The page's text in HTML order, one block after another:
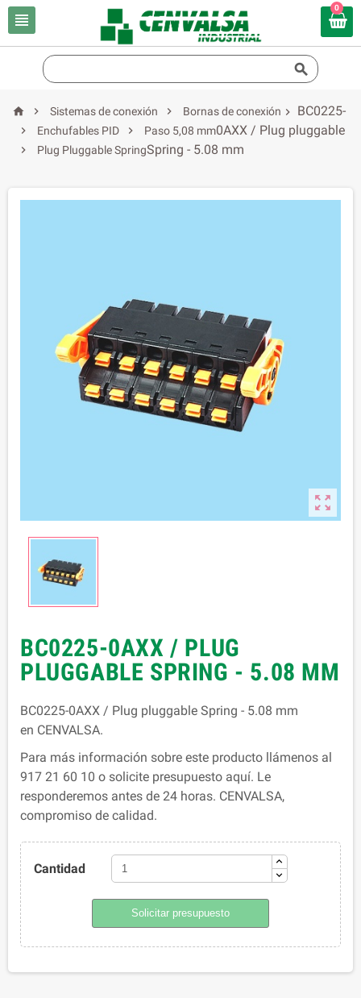

0

  Sistemas de conexión 
Bornas de conexión

Enchufables PID 
Paso 5,08 mm

Plug Pluggable Spring

BC0225-
0AXX / Plug pluggable
Spring - 5.08 mm

BC0225-0AXX / PLUG
PLUGGABLE SPRING - 5.08 MM
BC0225-0AXX / Plug pluggable Spring - 5.08 mm
en CENVALSA.
Para más información sobre este producto llámenos al
917 21 60 10 o solicite presupuesto aquí. Le
responderemos antes de 24 horas. CENVALSA,
compromiso de calidad.
Cantidad
Solicitar presupuesto